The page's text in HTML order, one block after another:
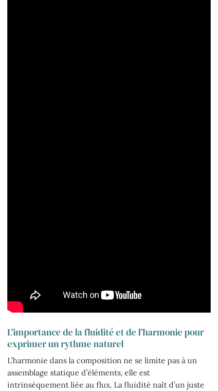
L’importance de la fluidité et de l’harmonie pour
exprimer un rythme naturel
L’harmonie dans la composition ne se limite pas à un
assemblage statique d’éléments, elle est
intrinsèquement liée au flux. La fluidité naît d’un juste